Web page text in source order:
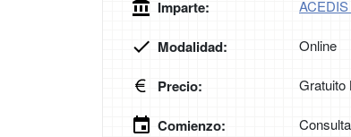
Imparte:
Modalidad: Online
Precio: Gratuito
Comienzo: